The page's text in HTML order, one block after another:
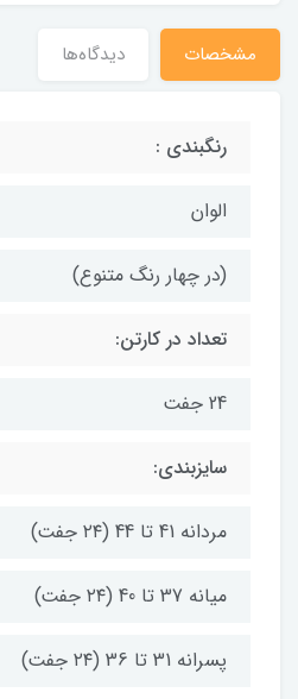
مشخصات دیدگاه‌ها
رنگبندی :
الوان
(در چهار رنگ متنوع)
تعداد در کارتن:
24 جفت
سایزبندی:
مردانه 41 تا 44 (۲۴ جفت)
میانه 37 تا 40 (۲۴ جفت)
پسرانه 31 تا 36 (۲۴ جفت)